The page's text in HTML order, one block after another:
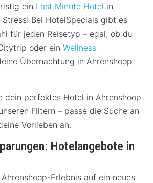
ein Last Minute Hotel in
Stress! Bei HotelSpecials gibt es
für jeden Reisetyp – egal, ob du
oder ein Wellness
Übernachtung in Ahrenshoop
dein perfektes Hotel in Ahrenshoop
Filtern – passe die Suche an
Vorlieben an.
Hotelangebote in
Erlebnis auf ein neues